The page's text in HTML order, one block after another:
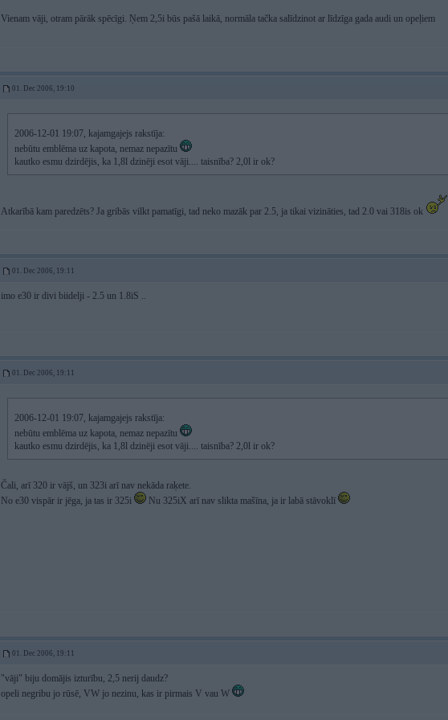
Vienam vāji, otram pārāk spēcīgi. Ņem 2,5i būs pašā laikā, normāla tačka salīdzinot ar līdzīga gada audi un opeļiem
01. Dec 2006, 19:10
2006-12-01 19:07, kajamgajejs rakstīja:
nebūtu emblēma uz kapota, nemaz nepazītu
kautko esmu dzirdējis, ka 1,8l dzinēji esot vāji.... taisnība? 2,0l ir ok?
Atkarībā kam paredzēts? Ja gribās vilkt pamatīgi, tad neko mazāk par 2.5, ja tikai vizināties, tad 2.0 vai 318is ok
01. Dec 2006, 19:11
imo e30 ir divi biidelji - 2.5 un 1.8iS ..
01. Dec 2006, 19:11
2006-12-01 19:07, kajamgajejs rakstīja:
nebūtu emblēma uz kapota, nemaz nepazītu
kautko esmu dzirdējis, ka 1,8l dzinēji esot vāji.... taisnība? 2,0l ir ok?
Čali, arī 320 ir vājš, un 323i arī nav nekāda raķete.
No e30 vispār ir jēga, ja tas ir 325i
Nu 325iX arī nav slikta mašīna, ja ir labā stāvoklī
01. Dec 2006, 19:11
"vāji" biju domājis izturību, 2,5 nerij daudz?
opeli negribu jo rūsē, VW jo nezinu, kas ir pirmais V vau W